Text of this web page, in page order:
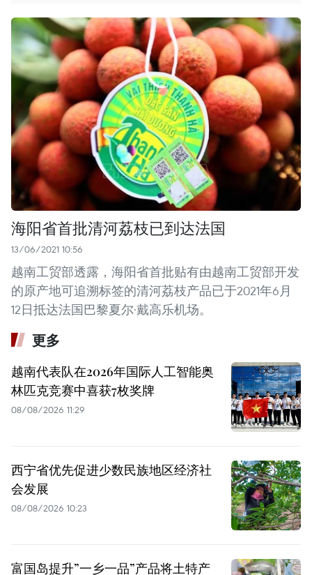
海阳省首批清河荔枝已到达法国
13/06/2021 10:56
越南工贸部透露，海阳省首批贴有由越南工贸部开发
的原产地可追溯标签的清河荔枝产品已于2021年6月
12日抵达法国巴黎夏尔·戴高乐机场。
更多
越南代表队在2026年国际人工智能奥
林匹克竞赛中喜获7枚奖牌
08/08/2026 11:29
西宁省优先促进少数民族地区经济社
会发展
08/08/2026 10:23
富国岛提升”一乡一品”产品将土特产